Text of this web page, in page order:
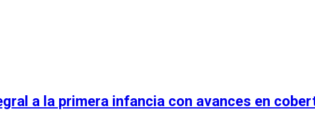
a la primera infancia con avances en